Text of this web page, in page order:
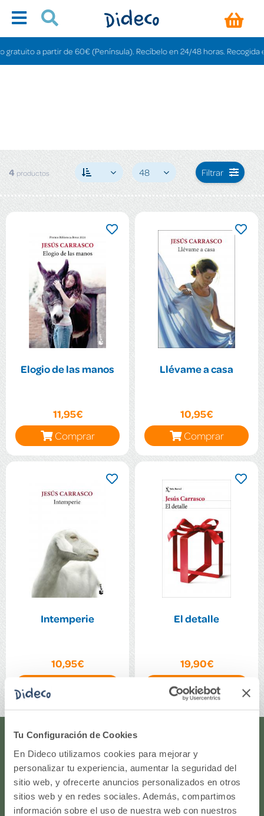
Tu Configuración de Cookies
En Dideco utilizamos cookies para mejorar y
personalizar tu experiencia, aumentar la seguridad del
sitio web, y ofrecerte anuncios personalizados en otros
sitios web y en redes sociales. Además, compartimos
información sobre el uso de nuestra web con nuestros
a partir de 60€ (Península). Recíbelo en 24/48 horas. Recogida en
4productos 48 Filtrar
Elogio de las manos
11,95€
Comprar
Llévame a casa
10,95€
Comprar
Intemperie
10,95€
El detalle
19,90€
Comprar
¿Te ayudamos?
¿Necesitas que te ayudemos a acceder a tu cuenta? ¿Te
gustaría proponernos alguna idea o algún nuevo
producto? ¿Has realizado un pedido y quieres saber si